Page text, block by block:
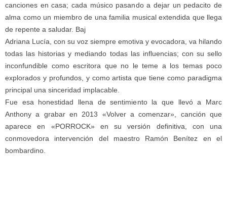
canciones en casa; cada músico pasando a dejar un pedacito de
alma como un miembro de una familia musical extendida que llega
de repente a saludar. Baj
Adriana Lucía, con su voz siempre emotiva y evocadora, va hilando
todas las historias y mediando todas las influencias; con su sello
inconfundible como escritora que no le teme a los temas poco
explorados y profundos, y como artista que tiene como paradigma
principal una sinceridad implacable.
Fue esa honestidad llena de sentimiento la que llevó a Marc
Anthony a grabar en 2013 «Volver a comenzar», canción que
aparece en «PORROCK» en su versión definitiva, con una
conmovedora intervención del maestro Ramón Benítez en el
bombardino.